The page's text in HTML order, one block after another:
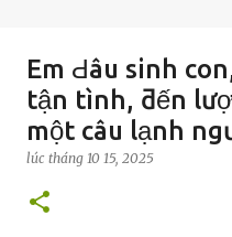
Em Ԁâu sinh
tận tình, ƌến
một câu lạnh
lúc tháng 10 15, 2025